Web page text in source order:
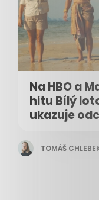
Na HBO a
hitu Bílý
ukazuje
TOMÁŠ